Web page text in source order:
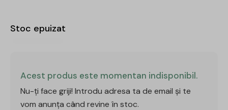
Stoc epuizat
Acest produs este momentan indisponibil.
Nu-ți face griji! Introdu adresa ta de email și te
vom anunța când revine în stoc.